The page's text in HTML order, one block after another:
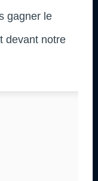
gagner le
devant notre